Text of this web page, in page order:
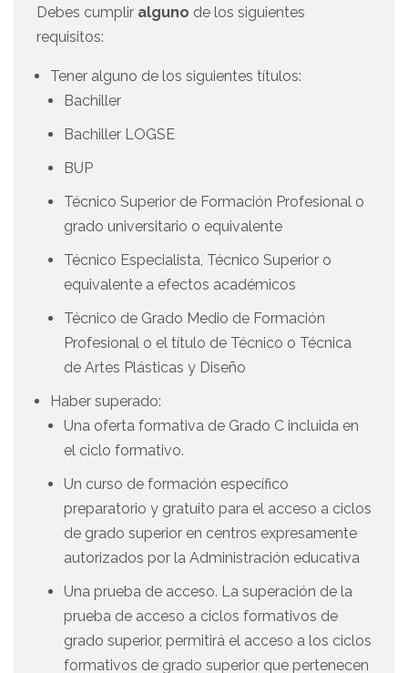
Debes cumplir alguno de los siguientes
requisitos:
Tener alguno de los siguientes títulos:
Bachiller
Bachiller LOGSE
BUP
Técnico Superior de Formación Profesional o
grado universitario o equivalente
Técnico Especialista, Técnico Superior o
equivalente a efectos académicos
Técnico de Grado Medio de Formación
Profesional o el título de Técnico o Técnica
de Artes Plásticas y Diseño
Haber superado:
Una oferta formativa de Grado C incluida en
el ciclo formativo.
Un curso de formación específico
preparatorio y gratuito para el acceso a ciclos
de grado superior en centros expresamente
autorizados por la Administración educativa
Una prueba de acceso. La superación de la
prueba de acceso a ciclos formativos de
grado superior, permitirá el acceso a los ciclos
formativos de grado superior que pertenecen